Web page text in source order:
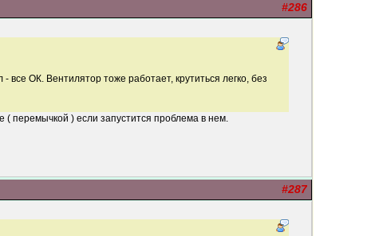
#286
ОК. Вентилятор тоже работает, крутиться легко, без
( перемычкой ) если запустится проблема в нем.
#287